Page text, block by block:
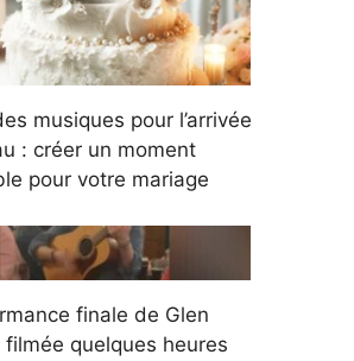
musiques pour l’arrivée
: créer un moment
pour votre mariage
finale de Glen
filmée quelques heures